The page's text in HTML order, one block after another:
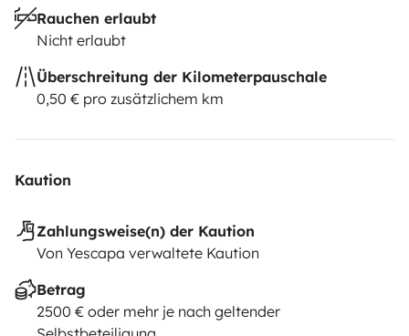
Rauchen erlaubt
Nicht erlaubt
Überschreitung der Kilometerpauschale
0,50 € pro zusätzlichem km
Kaution
Zahlungsweise(n) der Kaution
Von Yescapa verwaltete Kaution
Betrag
2500 € oder mehr je nach geltender